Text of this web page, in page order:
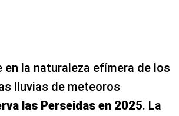
en la naturaleza efímera de los
lluvias de meteoros
las Perseidas en 2025. La